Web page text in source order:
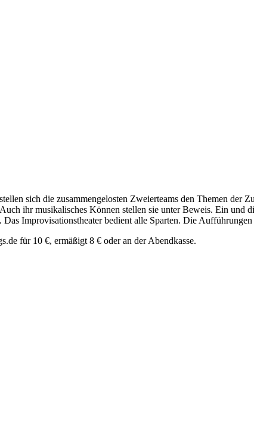
sich die zusammengelosten Zweierteams den Themen
ihr musikalisches Können stellen sie unter Beweis. Ein und
Improvisationstheater bedient alle Sparten. Die
für 10 €, ermäßigt 8 € oder an der Abendkasse.